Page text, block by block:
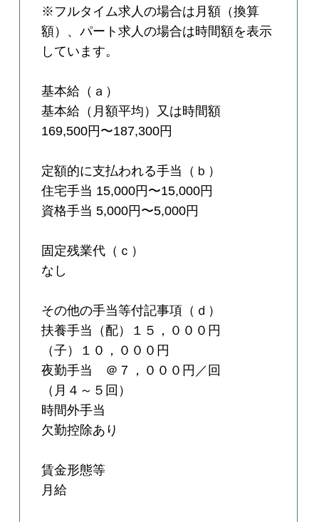
※フルタイム求人の場合は月額（換算
額）、パート求人の場合は時間額を表示
しています。
基本給（ａ）
基本給（月額平均）又は時間額
169,500円〜187,300円
定額的に支払われる手当（ｂ）
住宅手当 15,000円〜15,000円
資格手当 5,000円〜5,000円
固定残業代（ｃ）
なし
その他の手当等付記事項（ｄ）
扶養手当（配）１５，０００円
（子）１０，０００円
夜勤手当 ＠７，０００円／回
（月４～５回）
時間外手当
欠勤控除あり
賃金形態等
月給